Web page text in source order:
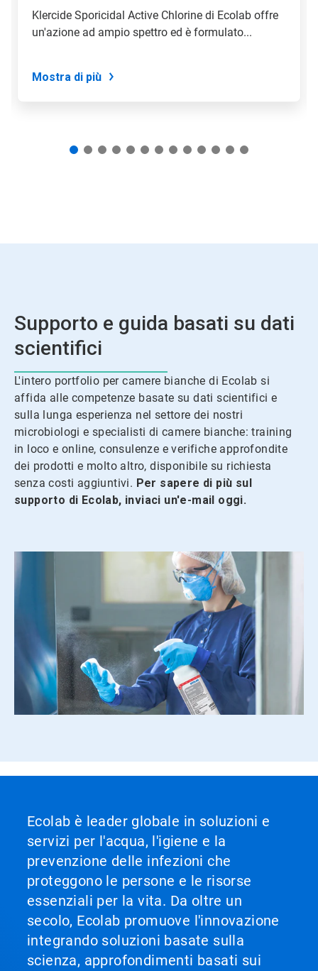
puntini
Klercide Sporicidal Active Chlorine di Ecolab offre
un'azione ad ampio spettro ed è formulato...
Mostra di più
Supporto e guida basati su dati
scientifici
L'intero portfolio per camere bianche di Ecolab si
affida alle competenze basate su dati scientifici e
sulla lunga esperienza nel settore dei nostri
microbiologi e specialisti di camere bianche: training
in loco e online, consulenze e verifiche approfondite
dei prodotti e molto altro, disponibile su richiesta
senza costi aggiuntivi. Per sapere di più sul
supporto di Ecolab, inviaci un'e-mail oggi.
Ecolab è leader globale in soluzioni e
servizi per l'acqua, l'igiene e la
prevenzione delle infezioni che
proteggono le persone e le risorse
essenziali per la vita. Da oltre un
secolo, Ecolab promuove l'innovazione
integrando soluzioni basate sulla
scienza, approfondimenti basati sui